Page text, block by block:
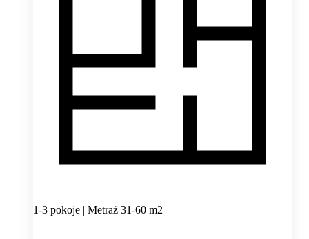
1-3 pokoje | Metraż 31-60 m2